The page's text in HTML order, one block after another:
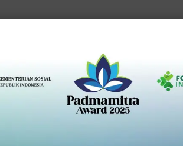
Program News
TERBARU